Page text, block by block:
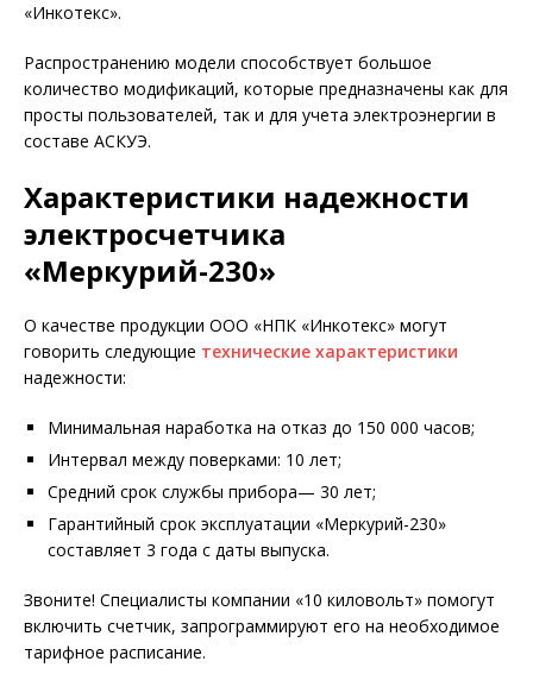
«Инкотекс».
Распространению модели способствует большое
количество модификаций, которые предназначены как для
просты пользователей, так и для учета электроэнергии в
составе АСКУЭ.
Характеристики надежности
электросчетчика
«Меркурий-230»
О качестве продукции ООО «НПК «Инкотекс» могут
говорить следующие технические характеристики
надежности:
Минимальная наработка на отказ до 150 000 часов;
Интервал между поверками: 10 лет;
Средний срок службы прибора— 30 лет;
Гарантийный срок эксплуатации «Меркурий-230»
составляет 3 года с даты выпуска.
Звоните! Специалисты компании «10 киловольт» помогут
включить счетчик, запрограммируют его на необходимое
тарифное расписание.